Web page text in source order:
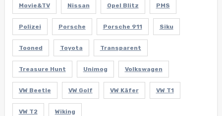
Movie&TV Nissan Opel Blitz PMS
Polizei Porsche Porsche 911 Siku
Tooned Toyota Transparent
Treasure Hunt Unimog Volkswagen
VW Beetle VW Golf VW Käfer VW T1
VW T2 Wiking